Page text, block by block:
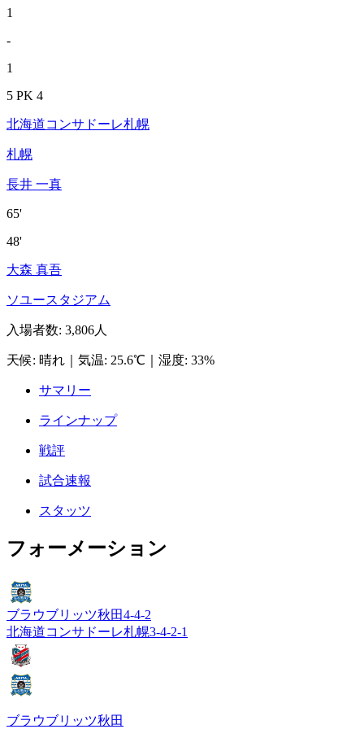
1
-
1
5 PK 4
北海道コンサドーレ札幌
札幌
長井 一真
65'
48'
大森 真吾
ソユースタジアム
入場者数: 3,806人
天候: 晴れ 気温: 25.6℃ 湿度: 33%
サマリー
ラインナップ
戦評
試合速報
スタッツ
フォーメーション
ブラウブリッツ秋田4-4-2
北海道コンサドーレ札幌3-4-2-1
ブラウブリッツ秋田